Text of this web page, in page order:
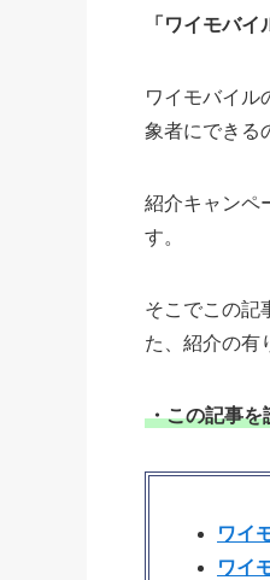
「ワイモバ
ワイモバイル
象者にできる
紹介キャンペ
す。
そこでこの記
た、紹介の有
・この記事を
ワイ
ワイ